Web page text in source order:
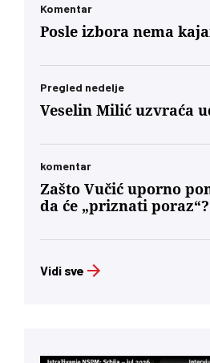
Komentar
Posle izbora nema
Pregled nedelje
Veselin Milić uzvraća
komentar
Zašto Vučić uporno
da će „priznati poraz“?
Vidi sve